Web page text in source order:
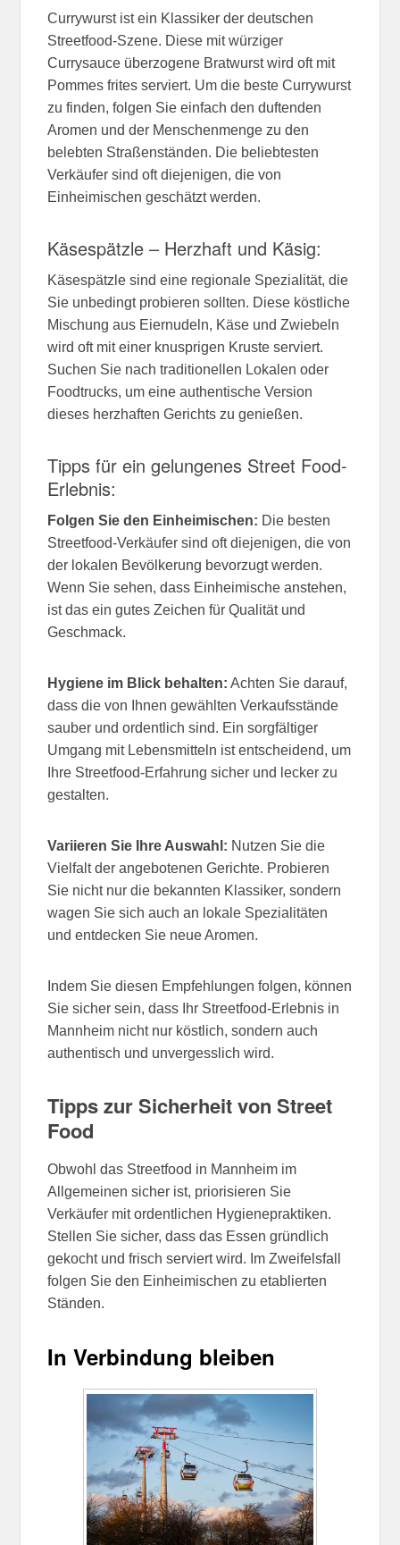
Currywurst ist ein Klassiker der deutschen
Streetfood-Szene. Diese mit würziger
Currysauce überzogene Bratwurst wird oft mit
Pommes frites serviert. Um die beste Currywurst
zu finden, folgen Sie einfach den duftenden
Aromen und der Menschenmenge zu den
belebten Straßenständen. Die beliebtesten
Verkäufer sind oft diejenigen, die von
Einheimischen geschätzt werden.
Käsespätzle – Herzhaft und Käsig:
Käsespätzle sind eine regionale Spezialität, die
Sie unbedingt probieren sollten. Diese köstliche
Mischung aus Eiernudeln, Käse und Zwiebeln
wird oft mit einer knusprigen Kruste serviert.
Suchen Sie nach traditionellen Lokalen oder
Foodtrucks, um eine authentische Version
dieses herzhaften Gerichts zu genießen.
Tipps für ein gelungenes Street Food-
Erlebnis:
Folgen Sie den Einheimischen: Die besten
Streetfood-Verkäufer sind oft diejenigen, die von
der lokalen Bevölkerung bevorzugt werden.
Wenn Sie sehen, dass Einheimische anstehen,
ist das ein gutes Zeichen für Qualität und
Geschmack.
Hygiene im Blick behalten: Achten Sie darauf,
dass die von Ihnen gewählten Verkaufsstände
sauber und ordentlich sind. Ein sorgfältiger
Umgang mit Lebensmitteln ist entscheidend, um
Ihre Streetfood-Erfahrung sicher und lecker zu
gestalten.
Variieren Sie Ihre Auswahl: Nutzen Sie die
Vielfalt der angebotenen Gerichte. Probieren
Sie nicht nur die bekannten Klassiker, sondern
wagen Sie sich auch an lokale Spezialitäten
und entdecken Sie neue Aromen.
Indem Sie diesen Empfehlungen folgen, können
Sie sicher sein, dass Ihr Streetfood-Erlebnis in
Mannheim nicht nur köstlich, sondern auch
authentisch und unvergesslich wird.
Tipps zur Sicherheit von Street
Food
Obwohl das Streetfood in Mannheim im
Allgemeinen sicher ist, priorisieren Sie
Verkäufer mit ordentlichen Hygienepraktiken.
Stellen Sie sicher, dass das Essen gründlich
gekocht und frisch serviert wird. Im Zweifelsfall
folgen Sie den Einheimischen zu etablierten
Ständen.
In Verbindung bleiben